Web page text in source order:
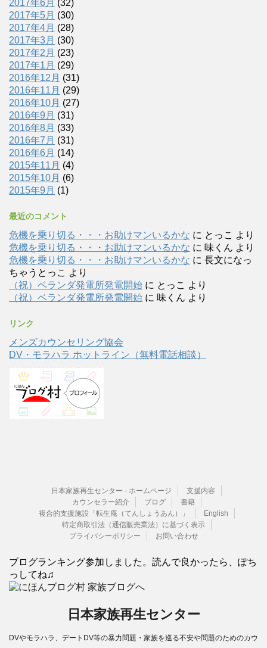
2017年6月 (32)
2017年5月 (30)
2017年4月 (28)
2017年3月 (30)
2017年2月 (23)
2017年1月 (29)
2016年12月 (31)
2016年11月 (29)
2016年10月 (27)
2016年9月 (31)
2016年8月 (33)
2016年7月 (31)
2016年6月 (14)
2015年11月 (4)
2015年10月 (6)
2015年9月 (1)
最近のコメント
危機を乗り切る・・・お助けマンいるかな に とっこ より
危機を乗り切る・・・お助けマンいるかな に 味くん より
危機を乗り切る・・・お助けマンいるかな に 長文になっ
ちゃうとっこ より
（祝）ベランダ発電所発電開始 に とっこ より
（祝）ベランダ発電所発電開始 に 味くん より
リンク
メンズカウンセリング協会
DV・モラハラ ホットライン（無料電話相談）
日本家族再生センター - ホームページ
支援内容
カウンセラー紹介
ブログ
書籍
複合的支援施設「転生庵（てんしょうあん）」
English
特定商取引法（通信販売業法）に基づく表示
プライバシーポリシー
お問い合わせ
ブログランキング参加しました。読んで良かったら、ぽち
っしてね♫
日本家族再生センター
DVやモラハラ、デートDV等の暴力問題・家族を巡る不安や問題のためのカウ